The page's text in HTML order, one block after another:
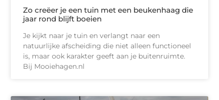
Zo creëer je een tuin met een beukenhaag die
jaar rond blijft boeien
Je kijkt naar je tuin en verlangt naar een
natuurlijke afscheiding die niet alleen functioneel
is, maar ook karakter geeft aan je buitenruimte.
Bij Mooiehagen.nl